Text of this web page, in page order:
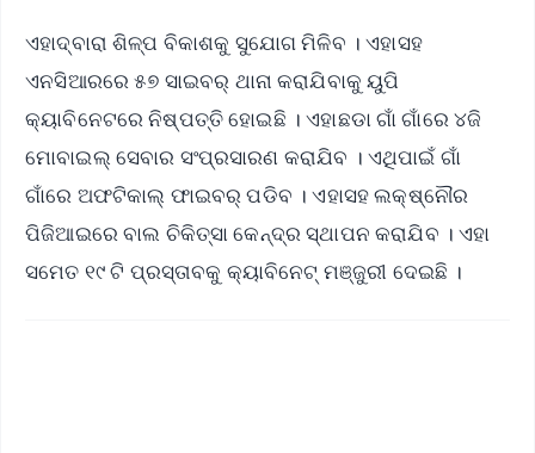
ଏହାଦ୍ବାରା ଶିଳ୍ପ ବିକାଶକୁ ସୁଯୋଗ ମିଳିବ । ଏହାସହ
ଏନସିଆରରେ ୫୭ ସାଇବର୍ ଥାନା କରାଯିବାକୁ ୟୁପି
କ୍ୟାବିନେଟରେ ନିଷ୍ପତ୍ତି ହୋଇଛି । ଏହାଛଡା ଗାଁ ଗାଁରେ ୪ଜି
ମୋବାଇଲ୍ ସେବାର ସଂପ୍ରସାରଣ କରାଯିବ । ଏଥିପାଇଁ ଗାଁ
ଗାଁରେ ଅଫଟିକାଲ୍ ଫାଇବର୍ ପଡିବ । ଏହାସହ ଲକ୍ଷ୍ନୌର
ପିଜିଆଇରେ ବାଲ ଚିକିତ୍ସା କେନ୍ଦ୍ର ସ୍ଥାପନ କରାଯିବ । ଏହା
ସମେତ ୧୯ ଟି ପ୍ରସ୍ତାବକୁ କ୍ୟାବିନେଟ୍ ମଞ୍ଜୁରୀ ଦେଇଛି ।